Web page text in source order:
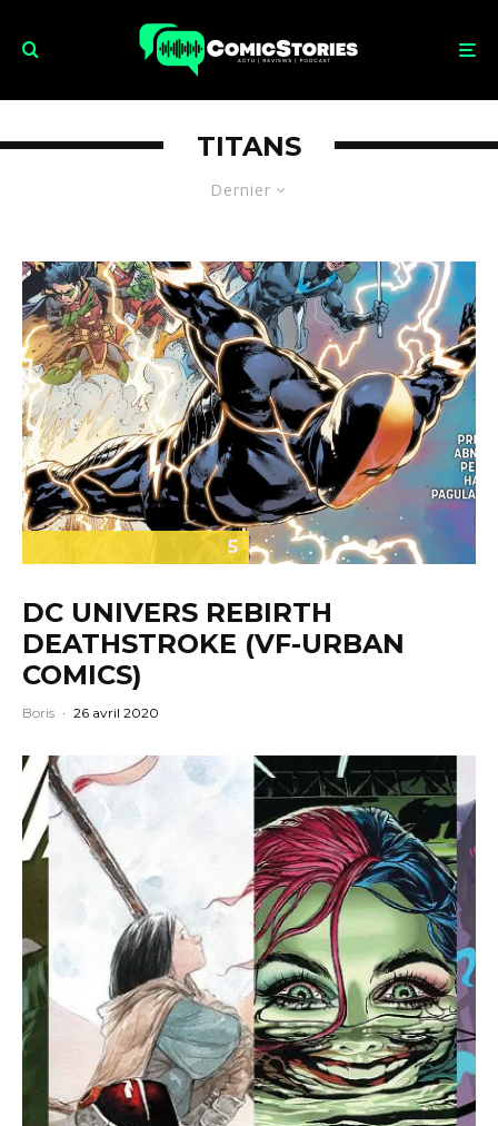
Dernier
TITANS
5
DC UNIVERS REBIRTH
DEATHSTROKE (VF-URBAN
COMICS)
Boris · 26 avril 2020